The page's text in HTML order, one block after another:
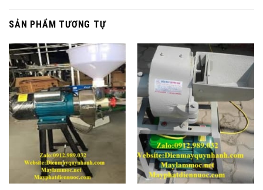
SẢN PHẨM TƯƠNG TỰ